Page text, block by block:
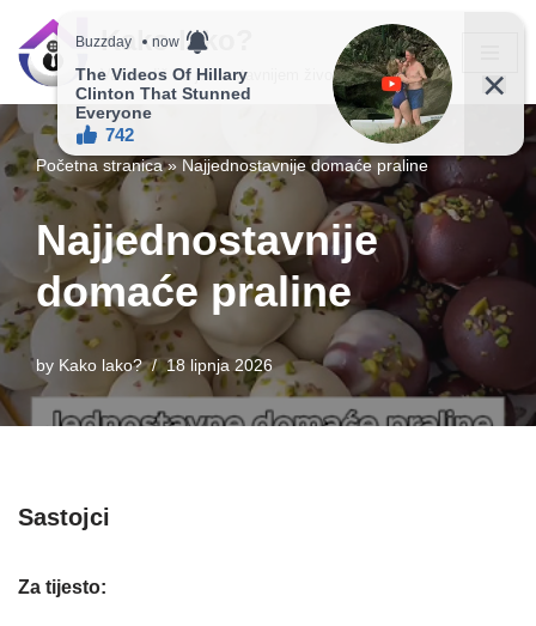
Skip
content
Kako lako?
Vaš vodič ka jednostavnijem životu!
Početna stranica» Najjednostavnije domaće praline
Najjednostavnije
domaće praline
by Kako lako? 18 lipnja 2026
Sastojci
Za tijesto: